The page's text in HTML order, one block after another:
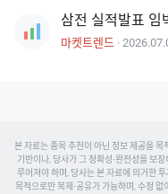
삼전 실적발표 임
마켓트렌드 ·
본 자료는 종목 추천이 아닌 정보 제공을
기반이나, 당사가 그 정확성·완전성을 보
루어져야 하며, 당사는 본 자료에 의거한
목적으로만 복제·공유가 가능하며, 수정